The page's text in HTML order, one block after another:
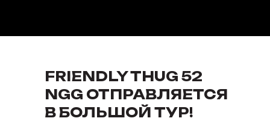
FRIENDLY THUG 52
NGG ОТПРАВЛЯЕТСЯ
В БОЛЬШОЙ ТУР!